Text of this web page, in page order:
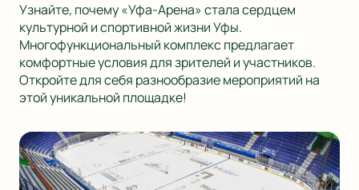
Узнайте, почему «Уфа-Арена» стала сердцем
культурной и спортивной жизни Уфы.
Многофункциональный комплекс предлагает
комфортные условия для зрителей и участников.
Откройте для себя разнообразие мероприятий на
этой уникальной площадке!